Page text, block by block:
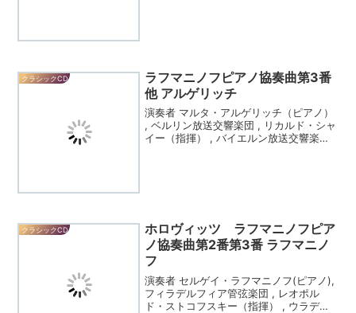
クラシックCD
ラフマニノフピアノ協奏曲第3番
他 アルゲリッチ
演奏者 マルタ・アルゲリッチ（ピアノ）
, ベルリン放送交響楽団 , リカルド・シャ
イー（指揮） , バイエルン放送交響楽団 ,
クラシックCD
ホロヴィッツ ラフマニノフピア
ノ協奏曲第2番第3番 ラフマニノ
フ
演奏者 セルゲイ・ラフマニノフ(ピアノ),
フィラデルフィア管弦楽団 , レオポル
ド・ストコフスキー（指揮） , ウラディ